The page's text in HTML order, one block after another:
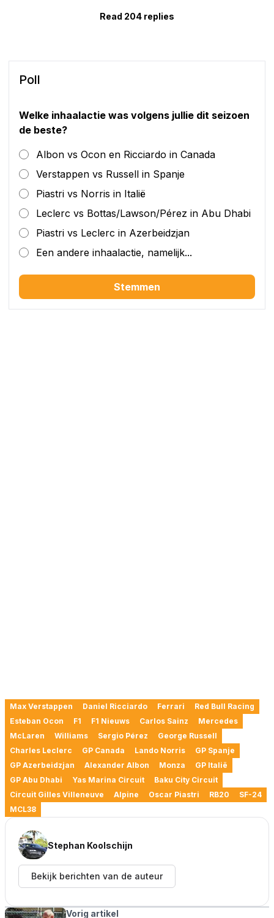
Read 204 replies
Poll
Welke inhaalactie was volgens jullie dit seizoen
de beste?
Albon vs Ocon en Ricciardo in Canada
Verstappen vs Russell in Spanje
Piastri vs Norris in Italië
Leclerc vs Bottas/Lawson/Pérez in Abu Dhabi
Piastri vs Leclerc in Azerbeidzjan
Een andere inhaalactie, namelijk...
Stemmen
Max Verstappen Daniel Ricciardo Ferrari
Red Bull Racing
Esteban Ocon
F1 F1 Nieuws Carlos Sainz
Mercedes
McLaren
Williams Sergio Pérez
George Russell
Charles Leclerc
GP Canada Lando Norris
GP Spanje
GP Azerbeidzjan
Alexander Albon Monza
GP Italië
GP Abu Dhabi
Yas Marina Circuit
Baku City Circuit
Circuit Gilles Villeneuve
Alpine Oscar Piastri RB20
SF-24
MCL38
Stephan Koolschijn
Bekijk berichten van de auteur
Vorig artikel